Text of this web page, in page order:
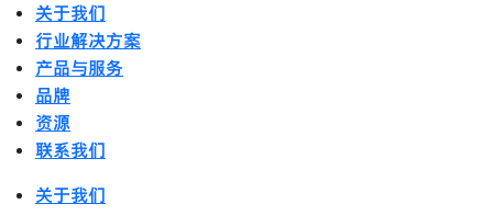
关于我们
行业解决方案
产品与服务
品牌
资源
联系我们
关于我们